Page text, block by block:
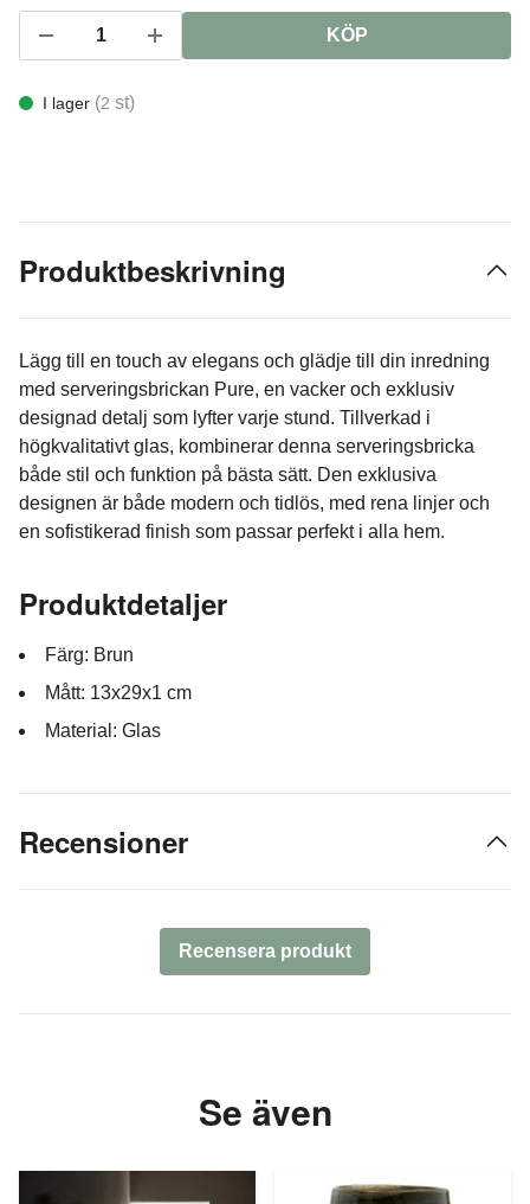
KÖP
I lager (2 st)
Produktbeskrivning
Lägg till en touch av elegans och glädje till din inredning
med serveringsbrickan Pure, en vacker och exklusiv
designad detalj som lyfter varje stund. Tillverkad i
högkvalitativt glas, kombinerar denna serveringsbricka
både stil och funktion på bästa sätt. Den exklusiva
designen är både modern och tidlös, med rena linjer och
en sofistikerad finish som passar perfekt i alla hem.
Produktdetaljer
Färg: Brun
Mått: 13x29x1 cm
Material: Glas
Recensioner
Recensera produkt
Se även